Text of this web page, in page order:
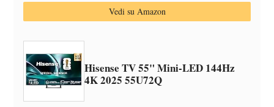
Vedi su Amazon
Hisense TV 55" Mini-LED 144Hz
4K 2025 55U72Q